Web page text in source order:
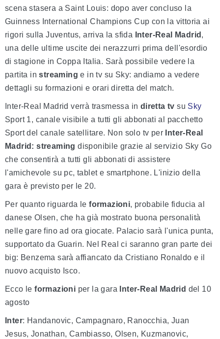
scena stasera a Saint Louis: dopo aver concluso la
Guinness International Champions Cup con la vittoria ai
rigori sulla Juventus, arriva la sfida
Inter-Real Madrid ,
una delle ultime uscite dei nerazzurri prima dell'esordio
di stagione in Coppa Italia. Sarà possibile vedere la
partita instreaming e in tv su Sky: andiamo a vedere
dettagli su formazioni e orari diretta del match.
Inter-Real Madrid verrà trasmessa in diretta tv su Sky
Sport 1, canale visibile a tutti gli abbonati al pacchetto
Sport del canale satellitare. Non solo tv per Inter-Real
Madrid: streaming disponibile grazie al servizio Sky Go
che consentirà a tutti gli abbonati di assistere
l'amichevole su pc, tablet e smartphone. L'inizio della
gara è previsto per le 20.
Per quanto riguarda leformazioni, probabile fiducia al
danese Olsen, che ha già mostrato buona personalità
nelle gare fino ad ora giocate. Palacio sarà l'unica punta,
supportato da Guarin. Nel Real ci saranno gran parte dei
big: Benzema sarà affiancato da Cristiano Ronaldo e il
nuovo acquisto Isco.
Ecco leformazioni per la gara Inter-Real Madrid del 10
agosto
Inter: Handanovic, Campagnaro, Ranocchia, Juan
Jesus, Jonathan, Cambiasso, Olsen, Kuzmanovic,